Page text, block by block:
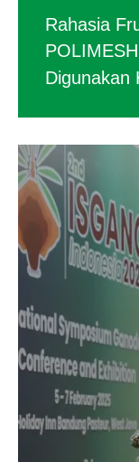
Rahasia
Digunakan